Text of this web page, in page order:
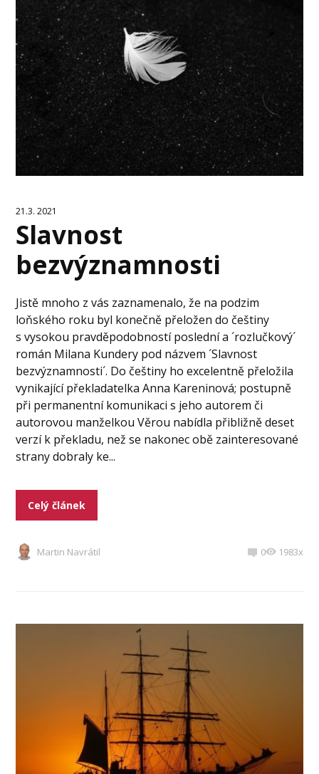
21.3. 2021
Slavnost
bezvýznamnosti
Jistě mnoho z vás zaznamenalo, že na podzim
loňského roku byl konečně přeložen do češtiny
s vysokou pravděpodobností poslední a ´rozlučkový´
román Milana Kundery pod názvem ´Slavnost
bezvýznamnosti´. Do češtiny ho excelentně přeložila
vynikající překladatelka Anna Kareninová; postupně
při permanentní komunikaci s jeho autorem či
autorovou manželkou Věrou nabídla přibližně deset
verzí k překladu, než se nakonec obě zainteresované
strany dobraly ke...
Celý článek
Martin Navrátil 0 1983x